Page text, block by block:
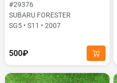
#29376
SUBARU FORESTER
SG5 • S11 • 2007
500₽